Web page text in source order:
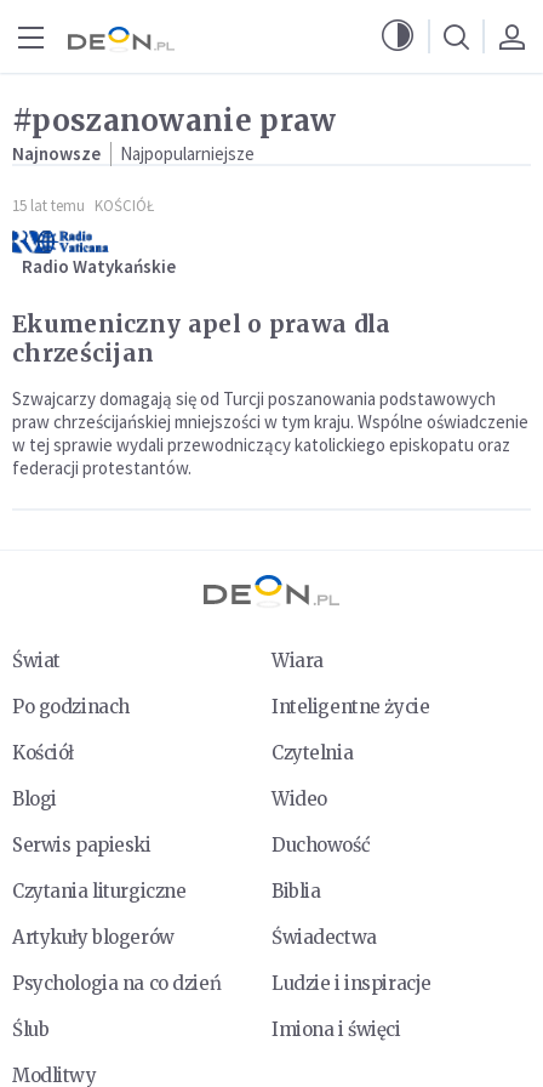
#poszanowanie praw
Najnowsze Najpopularniejsze
15 lat temu KOŚCIÓŁ
Radio Watykańskie
Ekumeniczny apel o prawa dla
chrześcijan
Szwajcarzy domagają się od Turcji poszanowania podstawowych
praw chrześcijańskiej mniejszości w tym kraju. Wspólne oświadczenie
w tej sprawie wydali przewodniczący katolickiego episkopatu oraz
federacji protestantów.
Świat
Wiara
Po godzinach
Inteligentne życie
Kościół
Czytelnia
Blogi
Wideo
Serwis papieski
Duchowość
Czytania liturgiczne
Biblia
Artykuły blogerów
Świadectwa
Psychologia na co dzień
Ludzie i inspiracje
Ślub
Imiona i święci
Modlitwy